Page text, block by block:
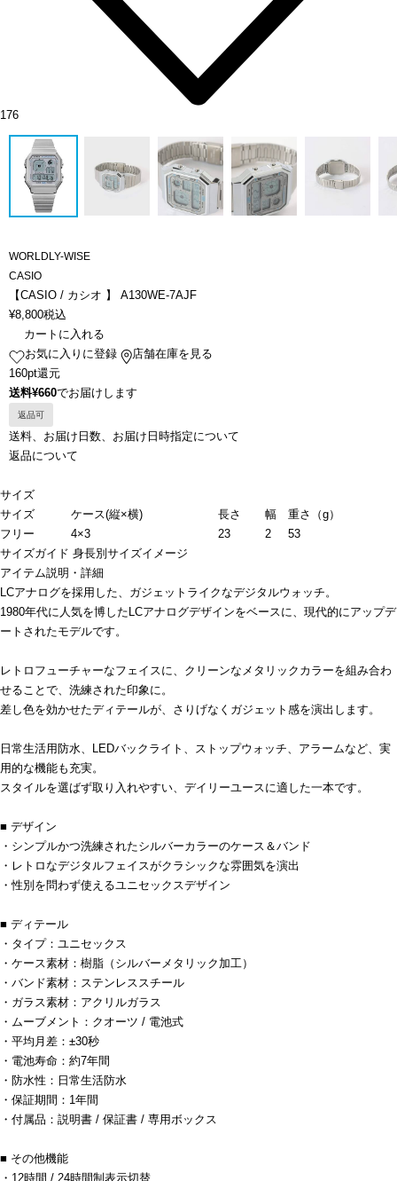
176
WORLDLY-WISE
CASIO
【CASIO / カシオ 】 A130WE-7AJF
¥8,800税込
カートに入れる
お気に入りに登録
店舗在庫を見る
160pt還元
送料¥660でお届けします
返品可
送料、お届け日数、お届け日時指定について
返品について
サイズ
サイズ
ケース(縦×横) 長さ 幅
重さ（g）
フリー
4×3 23 2
53
サイズガイド 身長別サイズイメージ
アイテム説明・詳細
LCアナログを採用した、ガジェットライクなデジタルウォッチ。
1980年代に人気を博したLCアナログデザインをベースに、現代的にアップデ
ートされたモデルです。
レトロフューチャーなフェイスに、クリーンなメタリックカラーを組み合わ
せることで、洗練された印象に。
差し色を効かせたディテールが、さりげなくガジェット感を演出します。
日常生活用防水、LEDバックライト、ストップウォッチ、アラームなど、実
用的な機能も充実。
スタイルを選ばず取り入れやすい、デイリーユースに適した一本です。
■ デザイン
・シンプルかつ洗練されたシルバーカラーのケース＆バンド
・レトロなデジタルフェイスがクラシックな雰囲気を演出
・性別を問わず使えるユニセックスデザイン
■ ディテール
・タイプ：ユニセックス
・ケース素材：樹脂（シルバーメタリック加工）
・バンド素材：ステンレススチール
・ガラス素材：アクリルガラス
・ムーブメント：クオーツ / 電池式
・平均月差：±30秒
・電池寿命：約7年間
・防水性：日常生活防水
・保証期間：1年間
・付属品：説明書 / 保証書 / 専用ボックス
■ その他機能
・12時間 / 24時間制表示切替